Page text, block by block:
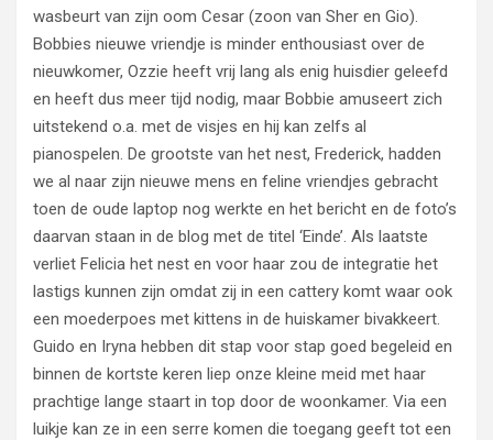
wasbeurt van zijn oom Cesar (zoon van Sher en Gio).
Bobbies nieuwe vriendje is minder enthousiast over de
nieuwkomer, Ozzie heeft vrij lang als enig huisdier geleefd
en heeft dus meer tijd nodig, maar Bobbie amuseert zich
uitstekend o.a. met de visjes en hij kan zelfs al
pianospelen. De grootste van het nest, Frederick, hadden
we al naar zijn nieuwe mens en feline vriendjes gebracht
toen de oude laptop nog werkte en het bericht en de foto’s
daarvan staan in de blog met de titel ‘Einde’. Als laatste
verliet Felicia het nest en voor haar zou de integratie het
lastigs kunnen zijn omdat zij in een cattery komt waar ook
een moederpoes met kittens in de huiskamer bivakkeert.
Guido en Iryna hebben dit stap voor stap goed begeleid en
binnen de kortste keren liep onze kleine meid met haar
prachtige lange staart in top door de woonkamer. Via een
luikje kan ze in een serre komen die toegang geeft tot een